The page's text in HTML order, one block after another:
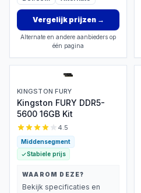
Vergelijk prijzen→
Alternate en andere aanbieders op
één pagina
KINGSTON FURY
Kingston FURY DDR5-
5600 16GB Kit
4.5
Middensegment
Stabiele prijs
WAAROM DEZE?
Bekijk specificaties en